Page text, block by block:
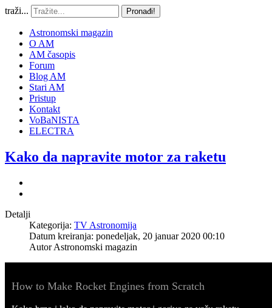
traži... Pronađi!
Astronomski magazin
O AM
AM časopis
Forum
Blog AM
Stari AM
Pristup
Kontakt
VoBaNISTA
ELECTRA
Kako da napravite motor za raketu
Detalji
Kategorija: TV Astronomija
Datum kreiranja: ponedeljak, 20 januar 2020 00:10
AutorAstronomski magazin
How to Make Rocket Engines from Scratch